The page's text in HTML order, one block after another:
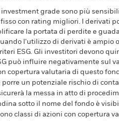
investment grade sono più
con rating migliori. I derivati
la portata di perdite e
l'utilizzo di derivati è ampio
ESG. Gli investitori devono
può influire negativamente sul
copertura valutaria di questo
un potenziale rischio di
la messa in atto di
sotto il nome del fondo è
classi di azioni con copertura